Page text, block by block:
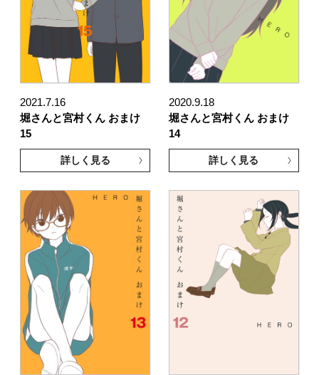
2021.7.16
堀さんと宮村くん おまけ
15
詳しく見る
2020.9.18
堀さんと宮村くん おまけ
14
詳しく見る